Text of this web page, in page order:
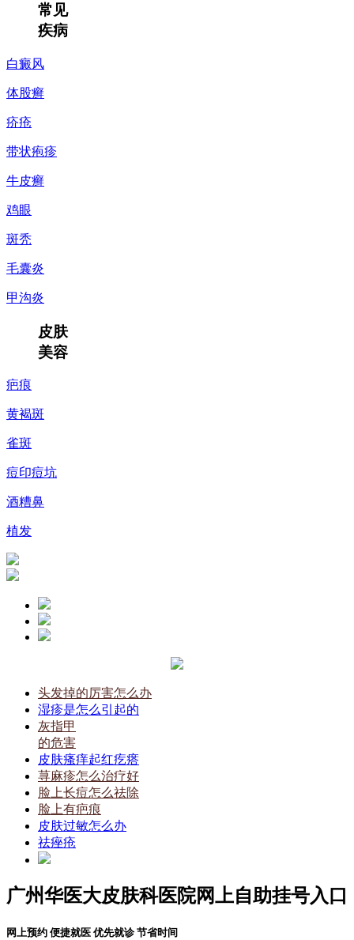
常见
疾病
白癜风
体股癣
疥疮
带状疱疹
牛皮癣
鸡眼
斑秃
毛囊炎
甲沟炎
皮肤
美容
疤痕
黄褐斑
雀斑
痘印痘坑
酒糟鼻
植发
头发掉的厉害怎么办
湿疹是怎么引起的
灰指甲
的危害
皮肤瘙痒起红疙瘩
荨麻疹怎么治疗好
脸上长痘怎么祛除
脸上有疤痕
皮肤过敏怎么办
祛痤疮
广州华医大皮肤科医院网上自助挂号入口
网上预约 便捷就医 优先就诊 节省时间